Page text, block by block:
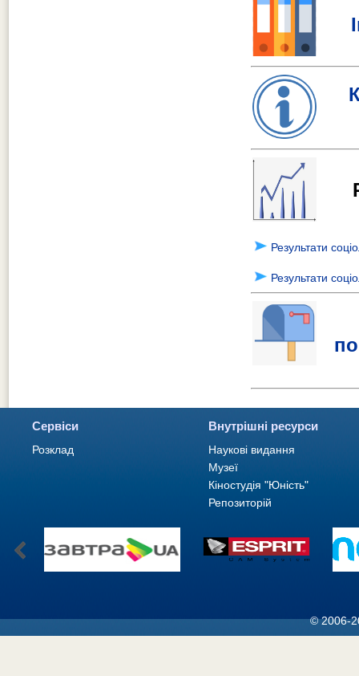
Результати
Результати
Сервіси
Розклад
Внутрішні ресурси
Наукові видання
Музеї
Кіностудія "Юність"
Репозиторій
© 2006-